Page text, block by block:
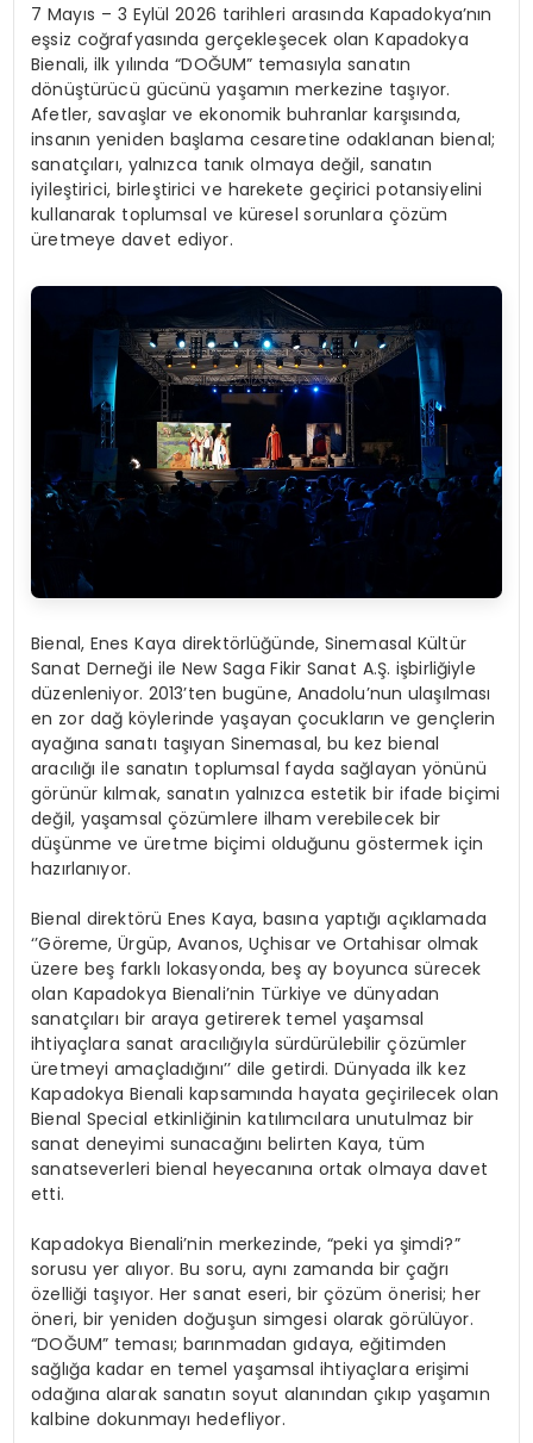
7 Mayıs – 3 Eylül 2026 tarihleri arasında Kapadokya’nın
eşsiz coğrafyasında gerçekleşecek olan Kapadokya
Bienali, ilk yılında “DOĞUM” temasıyla sanatın
dönüştürücü gücünü yaşamın merkezine taşıyor.
Afetler, savaşlar ve ekonomik buhranlar karşısında,
insanın yeniden başlama cesaretine odaklanan bienal;
sanatçıları, yalnızca tanık olmaya değil, sanatın
iyileştirici, birleştirici ve harekete geçirici potansiyelini
kullanarak toplumsal ve küresel sorunlara çözüm
üretmeye davet ediyor.
Bienal, Enes Kaya direktörlüğünde, Sinemasal Kültür
Sanat Derneği ile New Saga Fikir Sanat A.Ş. işbirliğiyle
düzenleniyor. 2013’ten bugüne, Anadolu’nun ulaşılması
en zor dağ köylerinde yaşayan çocukların ve gençlerin
ayağına sanatı taşıyan Sinemasal, bu kez bienal
aracılığı ile sanatın toplumsal fayda sağlayan yönünü
görünür kılmak, sanatın yalnızca estetik bir ifade biçimi
değil, yaşamsal çözümlere ilham verebilecek bir
düşünme ve üretme biçimi olduğunu göstermek için
hazırlanıyor.
Bienal direktörü Enes Kaya, basına yaptığı açıklamada
‘’Göreme, Ürgüp, Avanos, Uçhisar ve Ortahisar olmak
üzere beş farklı lokasyonda, beş ay boyunca sürecek
olan Kapadokya Bienali’nin Türkiye ve dünyadan
sanatçıları bir araya getirerek temel yaşamsal
ihtiyaçlara sanat aracılığıyla sürdürülebilir çözümler
üretmeyi amaçladığını’’ dile getirdi. Dünyada ilk kez
Kapadokya Bienali kapsamında hayata geçirilecek olan
Bienal Special etkinliğinin katılımcılara unutulmaz bir
sanat deneyimi sunacağını belirten Kaya, tüm
sanatseverleri bienal heyecanına ortak olmaya davet
etti.
Kapadokya Bienali’nin merkezinde, “peki ya şimdi?”
sorusu yer alıyor. Bu soru, aynı zamanda bir çağrı
özelliği taşıyor. Her sanat eseri, bir çözüm önerisi; her
öneri, bir yeniden doğuşun simgesi olarak görülüyor.
“DOĞUM” teması; barınmadan gıdaya, eğitimden
sağlığa kadar en temel yaşamsal ihtiyaçlara erişimi
odağına alarak sanatın soyut alanından çıkıp yaşamın
kalbine dokunmayı hedefliyor.